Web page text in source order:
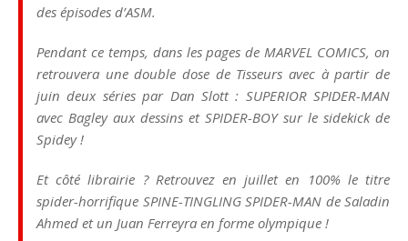
des épisodes d’ASM.
Pendant ce temps, dans les pages de MARVEL COMICS, on
retrouvera une double dose de Tisseurs avec à partir de
juin deux séries par Dan Slott : SUPERIOR SPIDER-MAN
avec Bagley aux dessins et SPIDER-BOY sur le sidekick de
Spidey !
Et côté librairie ? Retrouvez en juillet en 100% le titre
spider-horrifique SPINE-TINGLING SPIDER-MAN de Saladin
Ahmed et un Juan Ferreyra en forme olympique !